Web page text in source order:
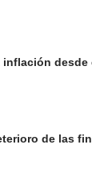
desde
de las